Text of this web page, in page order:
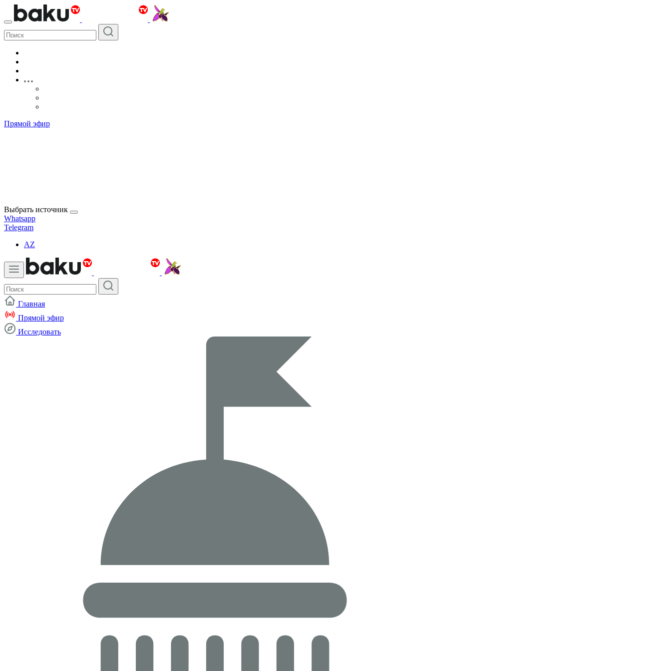
Прямой эфир
Выбрать источник
Whatsapp
Telegram
AZ
Главная
Прямой эфир
Исследовать